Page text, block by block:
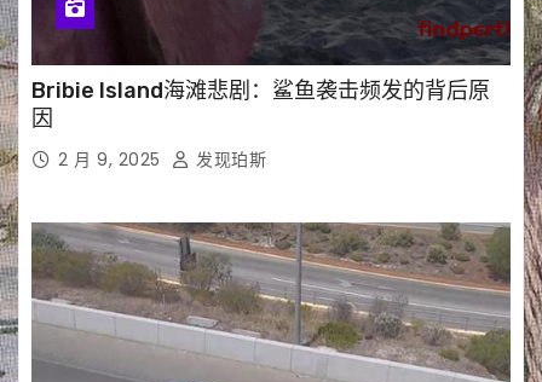
Bribie Island海滩悲剧：鲨鱼袭击频发的背后原
因
2 月 9, 2025 发现珀斯